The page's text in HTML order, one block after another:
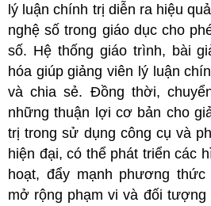
lý luận chính trị diễn ra hiệu
nghệ số trong giáo dục cho
số. Hệ thống giáo trình, bài
hóa giúp giảng viên lý luận
và chia sẻ. Đồng thời,
những thuận lợi cơ bản cho
trị trong sử dụng công cụ và
hiện đại, có thể phát triển các
hoạt, đẩy mạnh phương
mở rộng phạm vi và đối tượng